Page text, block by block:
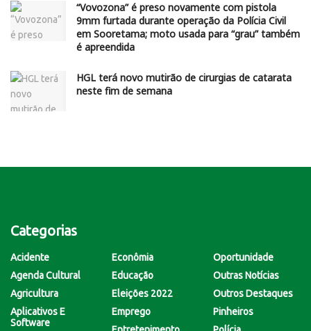
“Vovozona” é preso novamente com pistola
9mm furtada durante operação da Polícia Civil
em Sooretama; moto usada para “grau” também
é apreendida
HGL terá novo mutirão de cirurgias de catarata
neste fim de semana
Categorias
Acidente
Agenda Cultural
Agricultura
Aplicativos E
Software
Econômia
Educação
Eleições 2022
Emprego
Oportunidade
Outras Notícias
Outros Destaques
Pinheiros